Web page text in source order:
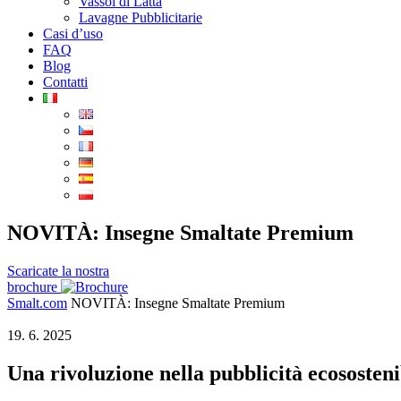
Lavagne Pubblicitarie
Casi d’uso
FAQ
Blog
Contatti
NOVITÀ: Insegne Smaltate Premium
Scaricate la nostra
brochure
Smalt.com NOVITÀ: Insegne Smaltate Premium
19. 6. 2025
Una rivoluzione nella pubblicità